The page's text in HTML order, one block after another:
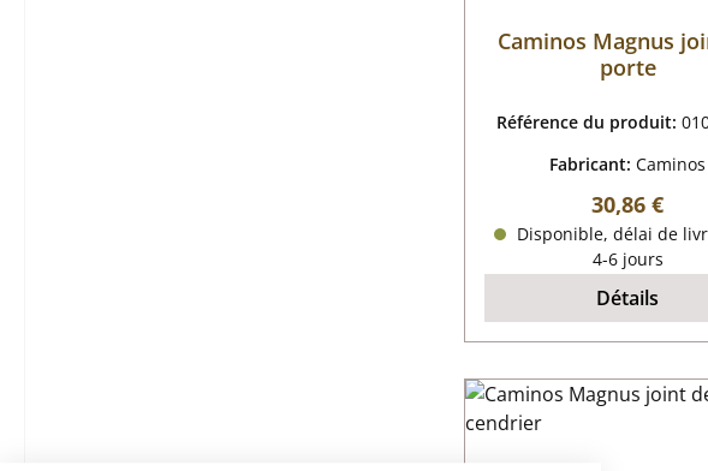
Caminos Magnus
porte
Référence du produit:
Fabricant:Caminos
Prix régulier
30,86 €
Disponible, délai de
4-6 jours
Détails